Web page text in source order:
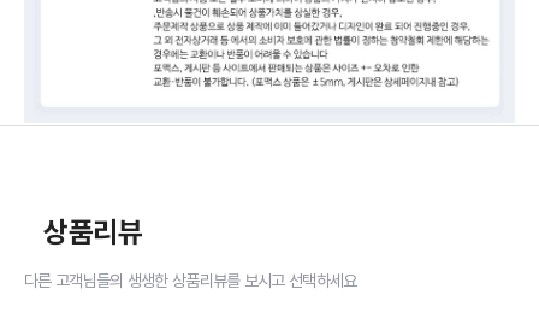
상품리뷰
다른 고객님들의 생생한 상품리뷰를 보시고 선택하세요